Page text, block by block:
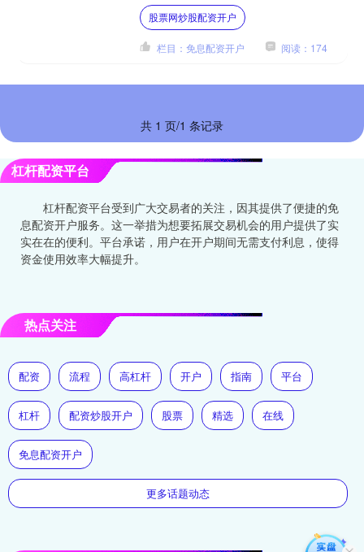
收益。 在考虑大型股票配资之前，投
资者应仔细权衡风险和收益....
股票网炒股配资开户
栏目：免息配资开户 阅读：174
共 1 页/1 条记录
杠杆配资平台
杠杆配资平台受到广大交易者的关注，因其提供了便捷的免
息配资开户服务。这一举措为想要拓展交易机会的用户提供了实
实在在的便利。平台承诺，用户在开户期间无需支付利息，使得
资金使用效率大幅提升。
热点关注
配资 流程 高杠杆 开户 指南 平台
杠杆 配资炒股开户 股票 精选 在线
免息配资开户
更多话题动态